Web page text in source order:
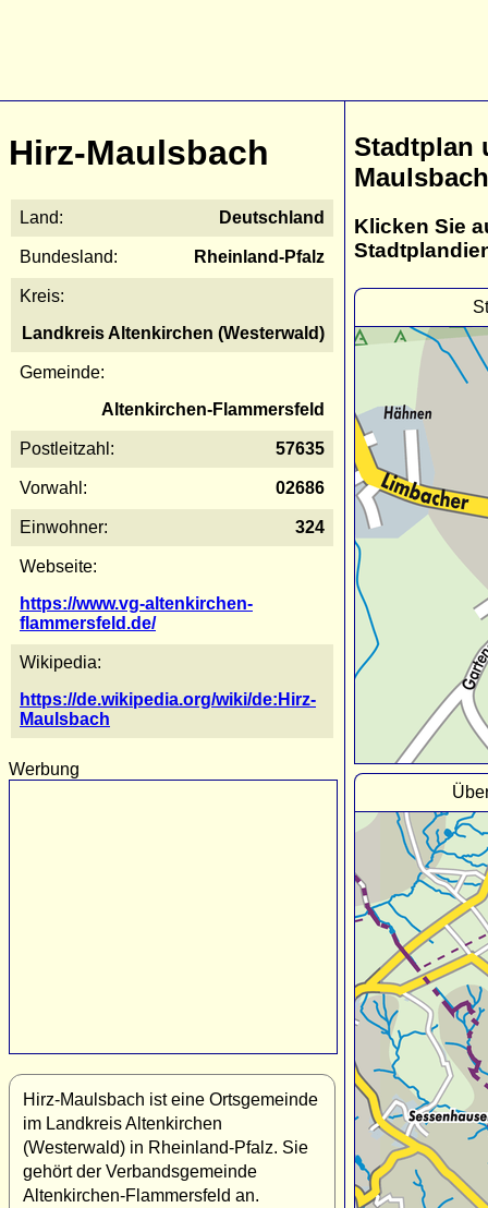
Hirz-Maulsbach
Land: Deutschland
Bundesland: Rheinland-Pfalz
Kreis:
Landkreis Altenkirchen (Westerwald)
Gemeinde:
Altenkirchen-Flammersfeld
Postleitzahl: 57635
Vorwahl: 02686
Einwohner: 324
Webseite:
https://www.vg-altenkirchen-
flammersfeld.de/
Wikipedia:
https://de.wikipedia.org/wiki/de:Hirz-
Maulsbach
Werbung
Hirz-Maulsbach ist eine Ortsgemeinde
im Landkreis Altenkirchen
(Westerwald) in Rheinland-Pfalz. Sie
gehört der Verbandsgemeinde
Altenkirchen-Flammersfeld an.
Stadtplan
Maulsbach
Klicken Sie